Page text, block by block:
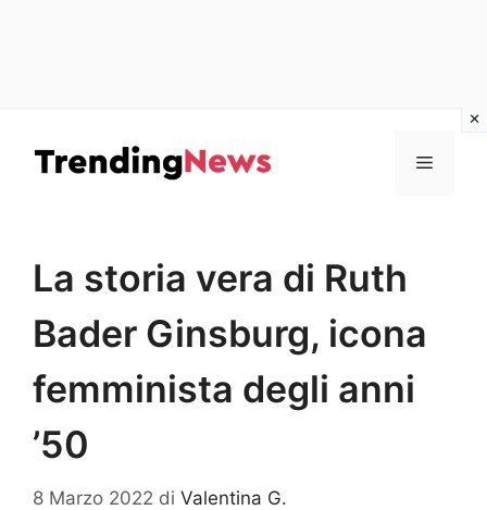
contenuto
Menu
La storia vera di Ruth
Bader Ginsburg, icona
femminista degli anni
’50
8 Marzo 2022 di Valentina G.